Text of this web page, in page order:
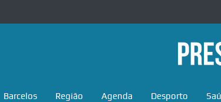
Barcelos Região Agenda Desporto